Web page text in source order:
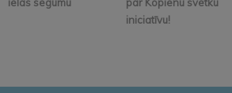
ielas segumu
par Kopienu svētku
iniciatīvu!